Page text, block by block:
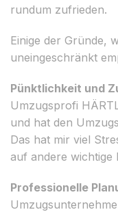
rundum zufrieden.
Einige der Gründe,
uneingeschränkt
Pünktlichkeit und
Umzugsprofi
und hat den
Das hat mir viel
auf andere wichtige
Professionelle